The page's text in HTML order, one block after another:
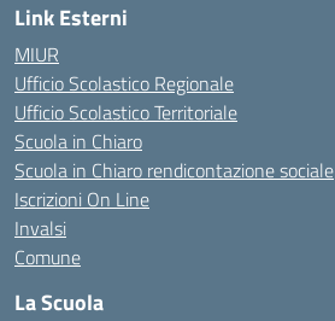
Link Esterni
MIUR
Ufficio Scolastico Regionale
Ufficio Scolastico Territoriale
Scuola in Chiaro
Scuola in Chiaro rendicontazione sociale
Iscrizioni On Line
Invalsi
Comune
La Scuola